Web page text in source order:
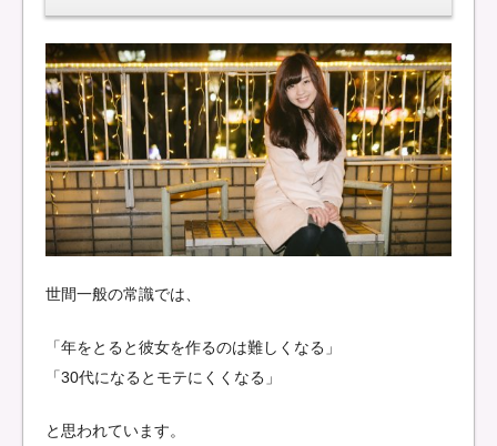
世間一般の常識では、
「年をとると彼女を作るのは難しくなる」
「30代になるとモテにくくなる」
と思われています。